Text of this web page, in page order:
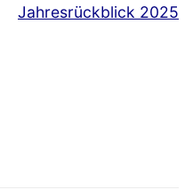
Nächster
Jahresrückblick 2025